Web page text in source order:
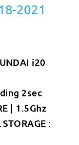
2021
i20
2sec
| 1.5Ghz
: